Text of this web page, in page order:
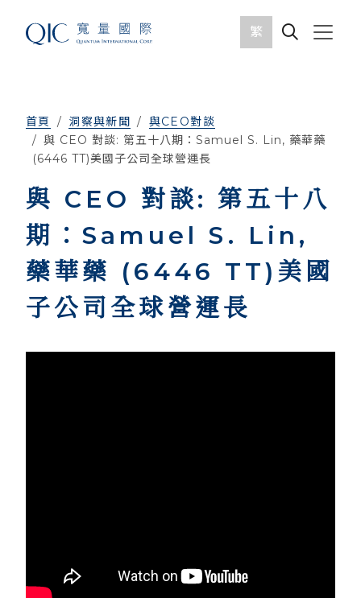
繁
首頁 洞察與新聞
與CEO對談
與 CEO 對談: 第五十八期：Samuel S. Lin, 藥華藥
(6446 TT)美國子公司全球營運長
與 CEO 對談: 第五十八
期：Samuel S. Lin,
藥華藥 (6446 TT)美國
子公司全球營運長